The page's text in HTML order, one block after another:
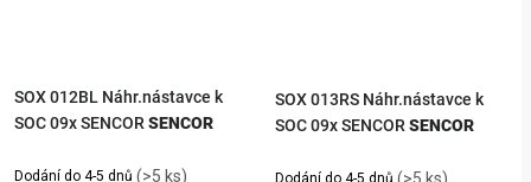
SOX 012BL Náhr.nástavce k
SOC 09x SENCOR SENCOR
Dodání do 4-5 dnů (>5 ks)
SOX 013RS Náhr.nástavce k
SOC 09x SENCOR SENCOR
Dodání do 4-5 dnů (>5 ks)